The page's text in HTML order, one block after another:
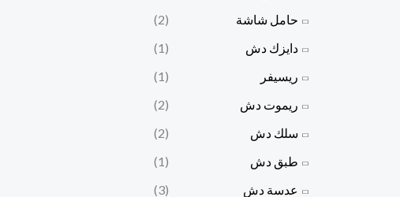
حامل شاشة
(2)
دايزك دش
(1)
ريسيفر
(1)
ريموت دش
(2)
سلك دش
(2)
طبق دش
(1)
عدسة دش
(3)